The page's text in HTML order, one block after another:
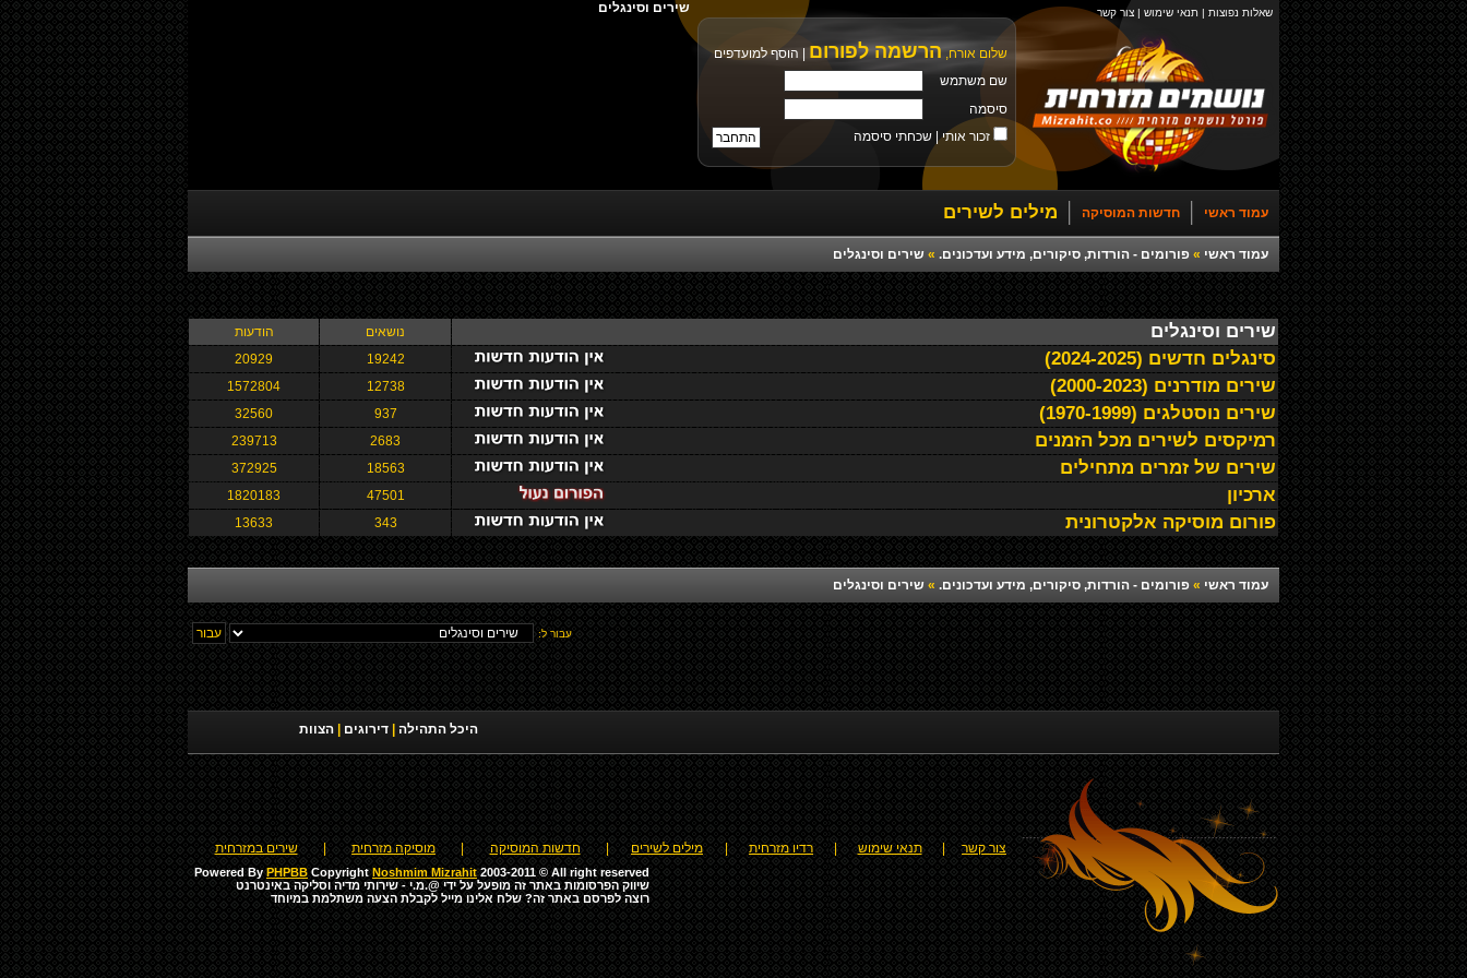
שאלות נפוצות | תנאי שימוש | צור קשר
שלום אורח, הרשמה לפורום
הוסף למועדפים
שם משתמש
סיסמה
זכור אותי |שכחתי סיסמה
שירים וסינגלים
עמוד ראשי חדשות המוסיקה מילים לשירים
עמוד ראשי » פורומים - הורדות, סיקורים, מידע ועדכונים. » שירים וסינגלים
שירים וסינגלים נושאים הודעות
סינגלים חדשים (2024-2025) 19242
20929
שירים מודרנים (2000-2023) 12738
1572804
שירים נוסטלגים (1970-1999) 937
32560
רמיקסים לשירים מכל הזמנים 2683
239713
שירים של זמרים מתחילים 18563
372925
ארכיון 47501
1820183
פורום מוסיקה אלקטרונית 343
13633
עמוד ראשי » פורומים - הורדות, סיקורים, מידע ועדכונים. » שירים וסינגלים
עבור ל:
היכל התהילה דירוגים הצוות
צור קשר תנאי שימוש רדיו מזרחית מילים לשירים חדשות המוסיקה מוסיקה מזרחית שירים במזרחית
Powered By PHPBB Copyright Noshmim Mizrahit 2003-2011 © All right reserved
שיווק הפרסומות באתר זה מופעל על ידי @.מ.י - שירותי מדיה וסליקה באינטרנט
רוצה לפרסם באתר זה? שלח אלינו מייל לקבלת הצעה משתלמת במיוחד